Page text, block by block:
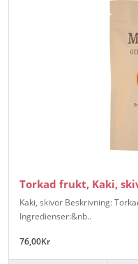
Torkad frukt, Kaki,
Kaki, skivor Beskrivning:
Ingredienser:&nb..
76,00Kr